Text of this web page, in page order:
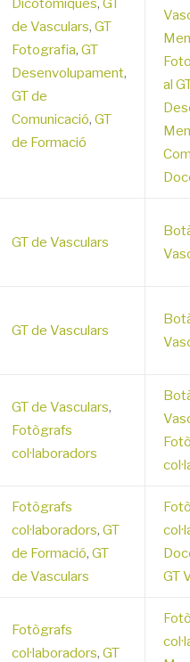
Dicotòmiques, GT
de Vasculars, GT
Fotografia, GT
Desenvolupament,
GT de
Comunicació, GT
de Formació
al
GT de Vasculars
GT de Vasculars
GT de Vasculars,
Fotògrafs
col·laboradors
Fotògrafs
col·laboradors, GT
de Formació, GT
de Vasculars
GT
Fotògrafs
col·laboradors, GT